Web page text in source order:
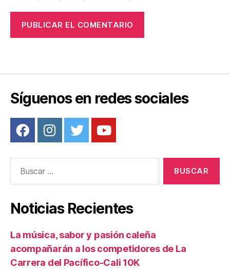
Síguenos en redes sociales
Noticias Recientes
La música, sabor y pasión caleña
acompañarán a los competidores de La
Carrera del Pacífico-Cali 10K